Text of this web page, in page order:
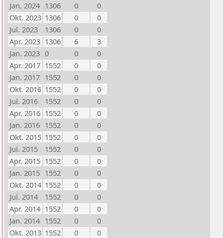
Jan. 2024 1306 0
0
Okt. 2023 1306 0
0
Jul. 2023
1306 0
0
Apr. 2023 1306 6
3
Jan. 2023 0 0
0
Apr. 2017 1552 0
0
Jan. 2017 1552 0
0
Okt. 2016 1552 0
0
Jul. 2016
1552 0
0
Apr. 2016 1552 0
0
Jan. 2016 1552 0
0
Okt. 2015 1552 0
0
Jul. 2015
1552 0
0
Apr. 2015 1552 0
0
Jan. 2015 1552 0
0
Okt. 2014 1552 0
0
Jul. 2014
1552 0
0
Apr. 2014 1552 0
0
Jan. 2014 1552 0
0
Okt. 2013 1552 0
0